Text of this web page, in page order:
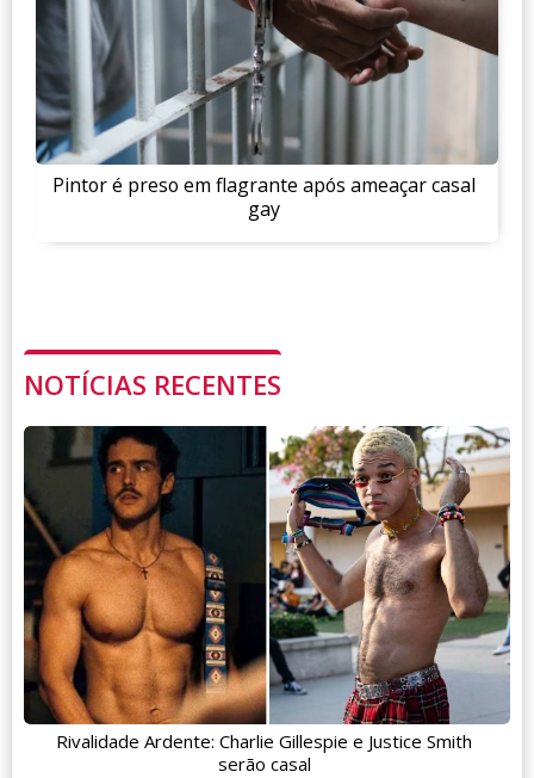
Pintor é preso em flagrante após ameaçar casal
gay
NOTÍCIAS RECENTES
Rivalidade Ardente: Charlie Gillespie e Justice Smith
serão casal